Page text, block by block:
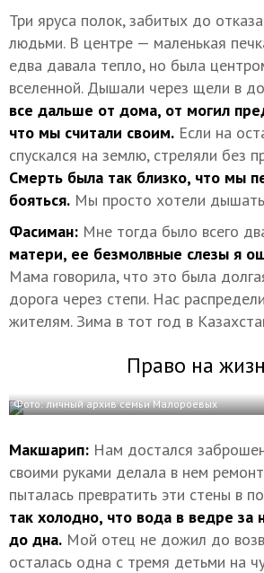
Три яруса полок, забитых до
людьми. В центре — маленькая
едва давала тепло, но была
вселенной. Дышали через щели в
все дальше от дома, от могил
что мы считали своим. Если на
спускался на землю, стреляли без
Смерть была так близко, что мы
бояться. Мы просто хотели
Фасиман: Мне тогда было всего
матери, ее безмолвные слезы я
Мама говорила, что это была
дорога через степи. Нас
жителям. Зима в тот год в
Право на
Фото: личный архив семьи Малороевых
Макшарип: Нам достался
своими руками делала в нем
пыталась превратить эти стены в
так холодно, что вода в ведре за
до дна. Мой отец не дожил до
осталась одна с тремя детьми на